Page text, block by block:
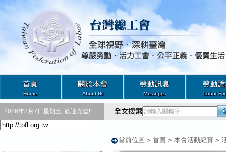
2026年8月7日星期五 歡迎光臨!!
當前位置 > 首頁 > 本會活動紀實 >